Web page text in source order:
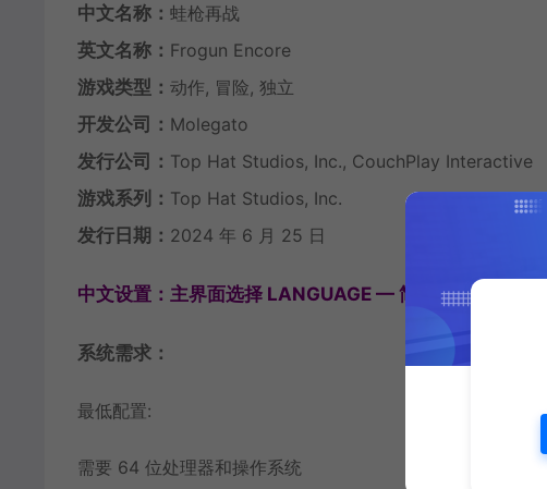
中文名称： 蛙枪再战
英文名称： Frogun Encore
游戏类型： 动作, 冒险, 独立
开发公司： Molegato
发行公司： Top Hat Studios, Inc., CouchPlay Interactive
游戏系列： Top Hat Studios, Inc.
发行日期： 2024 年 6 月 25 日
中文设置：主界面选择 LANGUAGE — 简体中文
系统需求：
最低配置:
需要 64 位处理器和操作系统